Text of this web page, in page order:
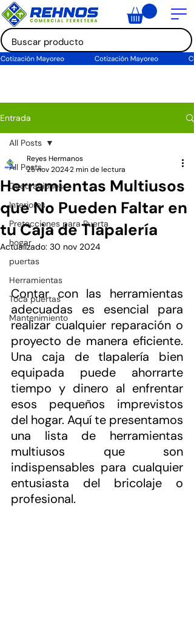
Entrada
All Posts
Decoraciones
Interiores
Pretecciones para Puerta
hogar
puertas
Herramientas
Toca puertas
Mantenimiento
All Posts
Herramientas Multiusos
que No Pueden Faltar en
tu Caja de Tlapalería
Reyes Hermanos
25 nov 20242 min de lectura
Actualizado: 30 nov 2024
Contar con las herramientas
adecuadas es esencial para
realizar cualquier reparación o
proyecto de manera eficiente.
Una caja de tlapalería bien
equipada puede ahorrarte
tiempo y dinero al enfrentar
esos pequeños imprevistos
del hogar. Aquí te presentamos
una lista de herramientas
multiusos que son
indispensables para cualquier
entusiasta del bricolaje o
profesional.